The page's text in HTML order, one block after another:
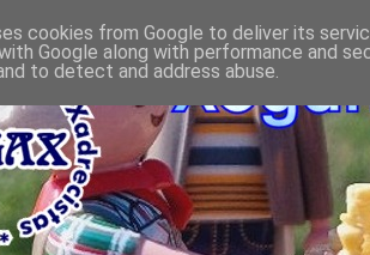
cookies from Google to deliver its
Google along with performance and
to detect and address abuse.